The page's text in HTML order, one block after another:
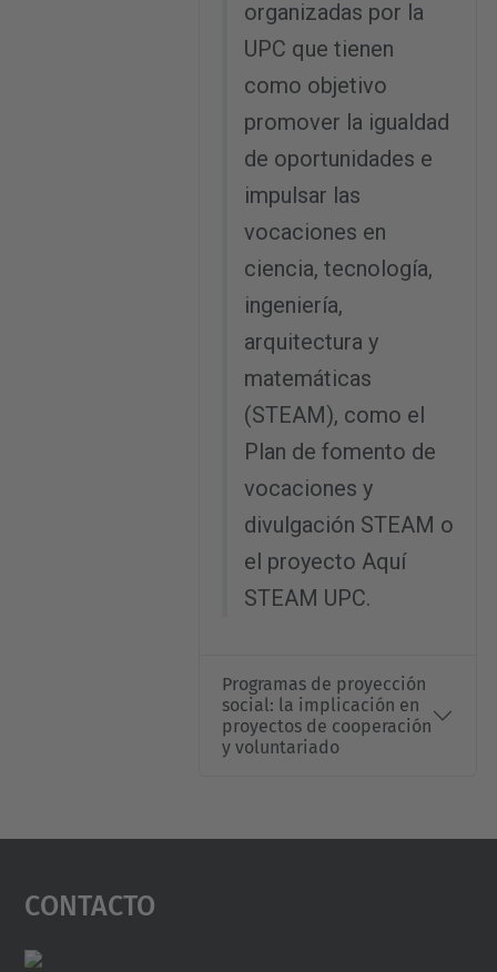
organizadas por la
UPC que tienen
como objetivo
promover la igualdad
de oportunidades e
impulsar las
vocaciones en
ciencia, tecnología,
ingeniería,
arquitectura y
matemáticas
(STEAM), como el
Plan de fomento de
vocaciones y
divulgación STEAM o
el proyecto Aquí
STEAM UPC.
Programas de proyección
social: la implicación en
proyectos de cooperación
y voluntariado
Contacto